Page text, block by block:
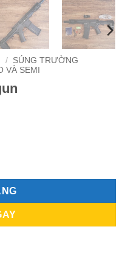
/ SÚNG TRƯỜNG
VÀ SEMI